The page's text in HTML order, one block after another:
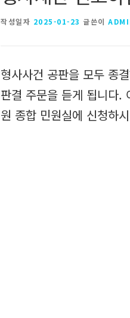
작성일자 2025-01-23 글쓴이
형사사건 공판을 모두 종
판결 주문을 듣게 됩니다.
원 종합 민원실에 신청하